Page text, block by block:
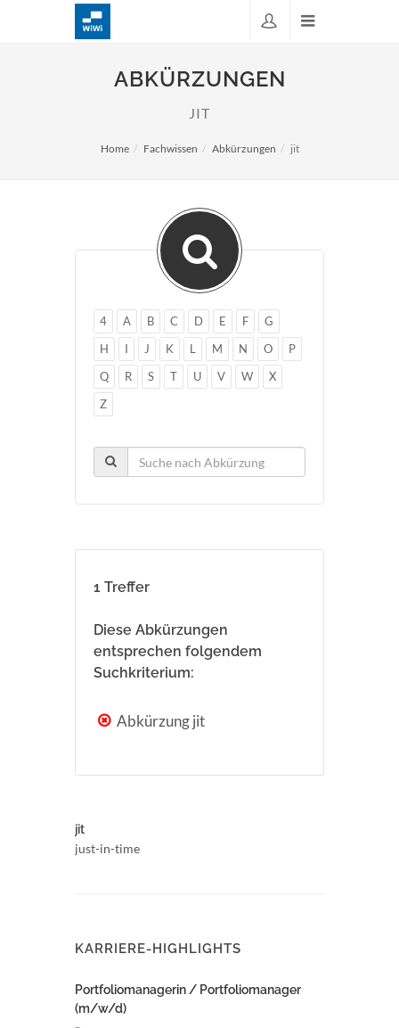
ABKÜRZUNGEN
JIT
Home Fachwissen Abkürzungen jit
4 A B C D E F
G
H
I J K L M N O
P
Q
R S T U V W
X
Z
1 Treffer
Diese Abkürzungen
entsprechen folgendem
Suchkriterium:
Abkürzung jit
jit
just-in-time
KARRIERE-HIGHLIGHTS
Portfoliomanagerin / Portfoliomanager
(m/w/d)